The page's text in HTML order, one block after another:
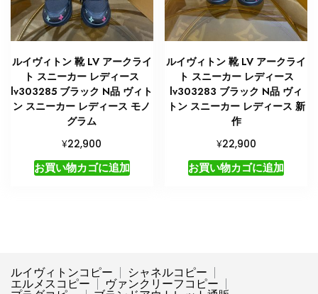
ルイヴィトン 靴 LV アークライ
ト スニーカー レディース
lv303285 ブラック N品 ヴィト
ン スニーカー レディース モノ
グラム
¥22,900
お買い物カゴに追加
ルイヴィトン 靴 LV アークライ
ト スニーカー レディース
lv303283 ブラック N品 ヴィ
トン スニーカー レディース 新
作
¥22,900
お買い物カゴに追加
ルイヴィトンコピー シャネルコピー
エルメスコピー ヴァンクリーフコピー